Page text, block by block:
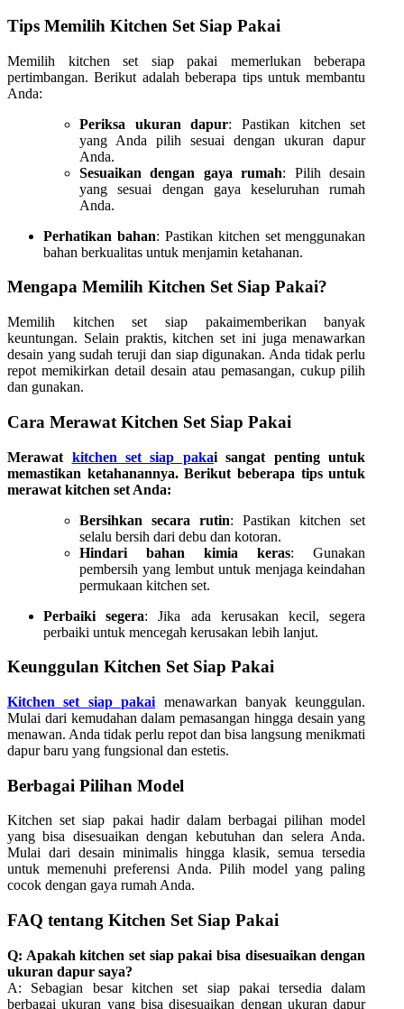
Tips Memilih Kitchen Set Siap Pakai
Memilih kitchen set siap pakai memerlukan beberapa
pertimbangan. Berikut adalah beberapa tips untuk membantu
Anda:
Periksa ukuran dapur: Pastikan kitchen set
yang Anda pilih sesuai dengan ukuran dapur
Anda.
Sesuaikan dengan gaya rumah: Pilih desain
yang sesuai dengan gaya keseluruhan rumah
Anda.
Perhatikan bahan: Pastikan kitchen set menggunakan
bahan berkualitas untuk menjamin ketahanan.
Mengapa Memilih Kitchen Set Siap Pakai?
Memilih kitchen set siap pakaimemberikan banyak
keuntungan. Selain praktis, kitchen set ini juga menawarkan
desain yang sudah teruji dan siap digunakan. Anda tidak perlu
repot memikirkan detail desain atau pemasangan, cukup pilih
dan gunakan.
Cara Merawat Kitchen Set Siap Pakai
Merawat kitchen set siap pakai sangat penting untuk
memastikan ketahanannya. Berikut beberapa tips untuk
merawat kitchen set Anda:
Bersihkan secara rutin: Pastikan kitchen set
selalu bersih dari debu dan kotoran.
Hindari bahan kimia keras: Gunakan
pembersih yang lembut untuk menjaga keindahan
permukaan kitchen set.
Perbaiki segera: Jika ada kerusakan kecil, segera
perbaiki untuk mencegah kerusakan lebih lanjut.
Keunggulan Kitchen Set Siap Pakai
Kitchen set siap pakai menawarkan banyak keunggulan.
Mulai dari kemudahan dalam pemasangan hingga desain yang
menawan. Anda tidak perlu repot dan bisa langsung menikmati
dapur baru yang fungsional dan estetis.
Berbagai Pilihan Model
Kitchen set siap pakai hadir dalam berbagai pilihan model
yang bisa disesuaikan dengan kebutuhan dan selera Anda.
Mulai dari desain minimalis hingga klasik, semua tersedia
untuk memenuhi preferensi Anda. Pilih model yang paling
cocok dengan gaya rumah Anda.
FAQ tentang Kitchen Set Siap Pakai
Q: Apakah kitchen set siap pakai bisa disesuaikan dengan
ukuran dapur saya?
A: Sebagian besar kitchen set siap pakai tersedia dalam
berbagai ukuran yang bisa disesuaikan dengan ukuran dapur